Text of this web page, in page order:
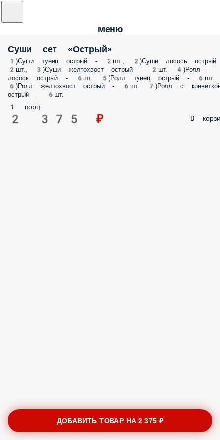
Меню
Суши сет «Острый»
1)Суши тунец острый - 2шт., 2)Суши лосось
2шт., 3)Суши желтохвост острый - 2шт. 4)Ролл
лосось острый - 6шт. 5)Ролл тунец острый - 6шт.
6)Ролл желтохвост острый - 6шт. 7)Ролл с
острый - 6шт.
1 порц.
2 375 ₽ В
ДОБАВИТЬ ТОВАР НА 2 375 ₽